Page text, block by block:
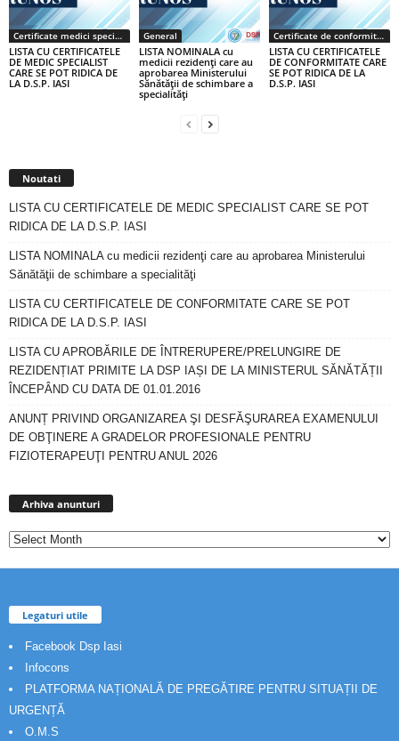
Certificate medici specialiști / primari
LISTA CU CERTIFICATELE
DE MEDIC SPECIALIST
CARE SE POT RIDICA DE
LA D.S.P. IASI
General
LISTA NOMINALA cu
medicii rezidenţi care au
aprobarea Ministerului
Sănătăţii de schimbare a
specialităţi
Certificate de conformitate
LISTA CU CERTIFICATELE
DE CONFORMITATE CARE
SE POT RIDICA DE LA
D.S.P. IASI
Noutati
LISTA CU CERTIFICATELE DE MEDIC SPECIALIST CARE SE POT
RIDICA DE LA D.S.P. IASI
LISTA NOMINALA cu medicii rezidenţi care au aprobarea Ministerului
Sănătăţii de schimbare a specialităţi
LISTA CU CERTIFICATELE DE CONFORMITATE CARE SE POT
RIDICA DE LA D.S.P. IASI
LISTA CU APROBĂRILE DE ÎNTRERUPERE/PRELUNGIRE DE
REZIDENȚIAT PRIMITE LA DSP IAȘI DE LA MINISTERUL SĂNĂTĂȚII
ÎNCEPÂND CU DATA DE 01.01.2016
ANUNȚ PRIVIND ORGANIZAREA ŞI DESFĂŞURAREA EXAMENULUI
DE OBŢINERE A GRADELOR PROFESIONALE PENTRU
FIZIOTERAPEUŢI PENTRU ANUL 2026
Arhiva anunturi
Legaturi utile
Facebook Dsp Iasi
Infocons
PLATFORMA NAȚIONALĂ DE PREGĂTIRE PENTRU SITUAȚII DE
URGENȚĂ
O.M.S